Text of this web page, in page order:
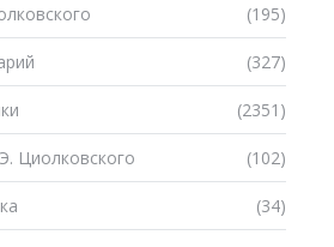
(195)
(327)
(2351)
(102)
Циолковского
(34)